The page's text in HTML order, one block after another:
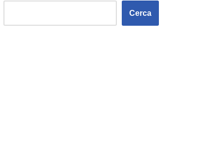
Cerca